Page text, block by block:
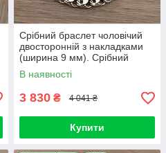
Срібний браслет чоловічий
двосторонній з накладками
(ширина 9 мм). Срібний
браслет широкий на руку.
18,5 см
В наявності
3 830 ₴ 4 041 ₴
Купити